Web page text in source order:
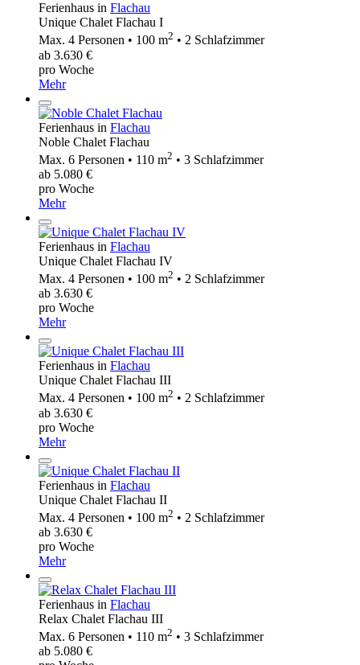
Ferienhaus in Flachau
Unique Chalet Flachau I
Max. 4 Personen • 100 m2 • 2 Schlafzimmer
ab 3.630 €
pro Woche
Mehr
Ferienhaus in Flachau
Noble Chalet Flachau
Max. 6 Personen • 110 m2 • 3 Schlafzimmer
ab 5.080 €
pro Woche
Mehr
Ferienhaus in Flachau
Unique Chalet Flachau IV
Max. 4 Personen • 100 m2 • 2 Schlafzimmer
ab 3.630 €
pro Woche
Mehr
Ferienhaus in Flachau
Unique Chalet Flachau III
Max. 4 Personen • 100 m2 • 2 Schlafzimmer
ab 3.630 €
pro Woche
Mehr
Ferienhaus in Flachau
Unique Chalet Flachau II
Max. 4 Personen • 100 m2 • 2 Schlafzimmer
ab 3.630 €
pro Woche
Mehr
Ferienhaus in Flachau
Relax Chalet Flachau III
Max. 6 Personen • 110 m2 • 3 Schlafzimmer
ab 5.080 €